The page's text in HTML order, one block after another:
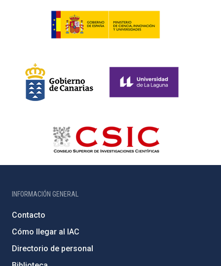
INFORMACIÓN GENERAL
Contacto
Cómo llegar al IAC
Directorio de personal